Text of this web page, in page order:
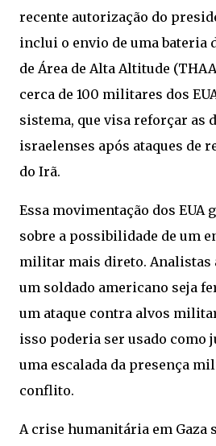
recente autorização do
inclui o envio de uma bateria
de Área de Alta Altitude
cerca de 100 militares dos
sistema, que visa reforçar as
israelenses após ataques de
do Irã.
Essa movimentação dos EUA
sobre a possibilidade de um
militar mais direto. Analistas
um soldado americano seja
um ataque contra alvos
isso poderia ser usado como
uma escalada da presença
conflito.
A crise humanitária em Gaza